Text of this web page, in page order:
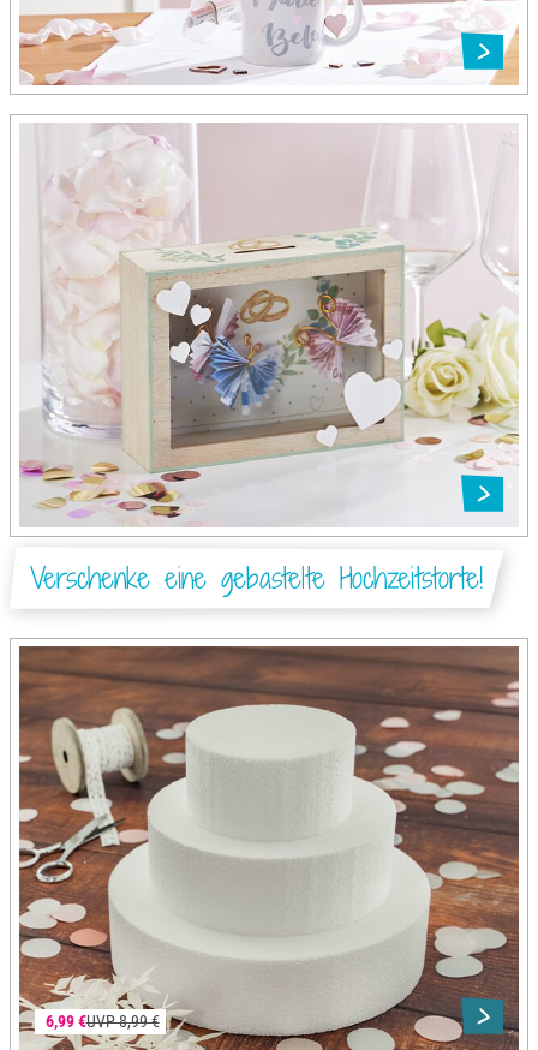
Verschenke eine gebastelte Hochzeitstorte!
6,99 €UVP 8,99 €